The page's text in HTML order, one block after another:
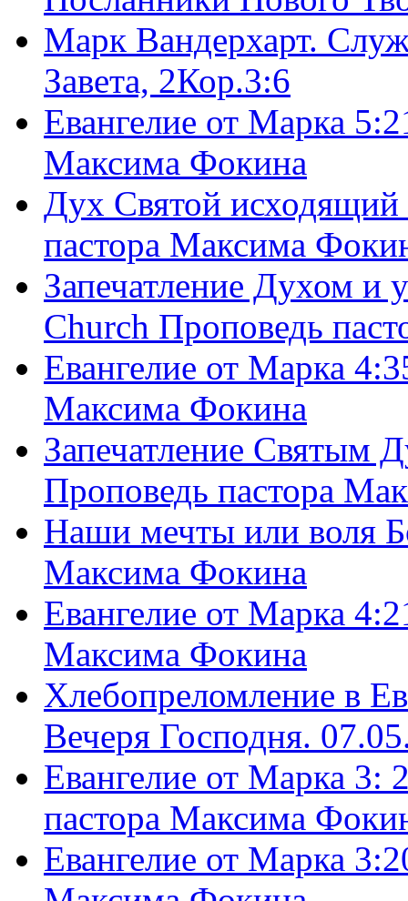
Марк Вандерхарт.
Завета, 2Кор.3:6
Евангелие от Марка
Максима Фокина
Дух Святой
пастора Максима
Запечатление Духом и
Church Проповедь
Евангелие от Марка
Максима Фокина
Запечатление Святым
Проповедь пастора
Наши мечты или воля
Максима Фокина
Евангелие от Марка
Максима Фокина
Хлебопреломление в
Вечеря Господня.
Евангелие от Марка 3:
пастора Максима
Евангелие от Марка